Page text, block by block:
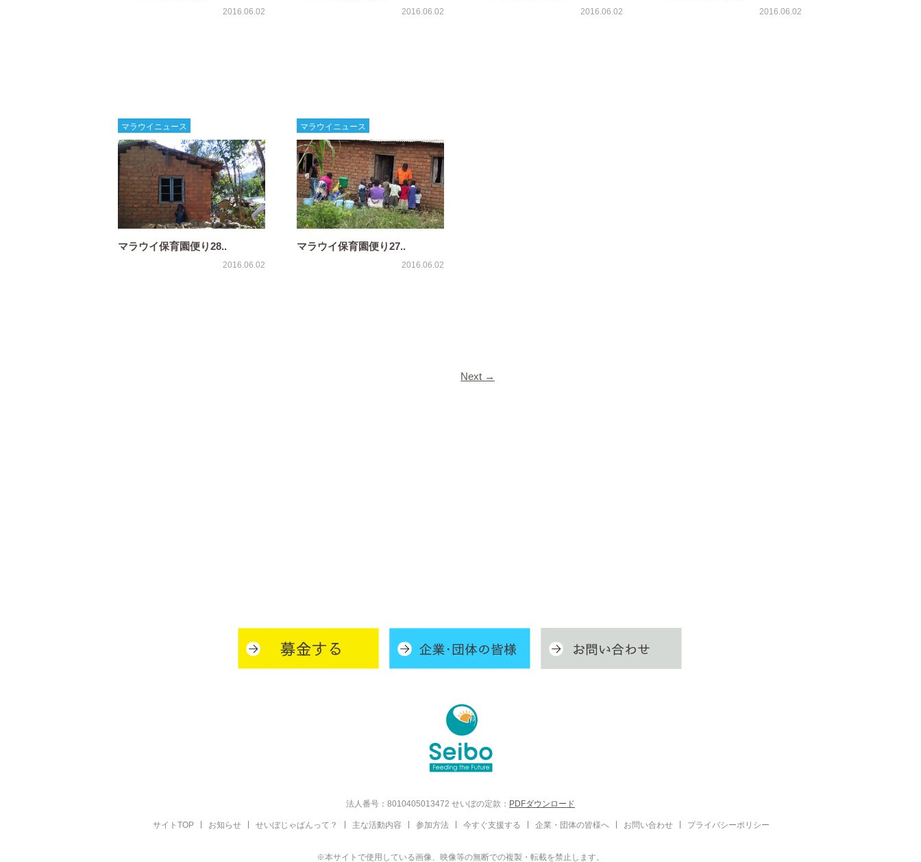
2016.06.02 2016.06.02 2016.06.02 2016.06.02
マラウイニュース
マラウイ保育園便り28..
2016.06.02
マラウイニュース
マラウイ保育園便り27..
2016.06.02
Next →
法人番号：8010405013472 せいぼの定款： PDFダウンロード
サイトTOP お知らせ せいぼじゃぱんって？ 主な活動内容 参加方法 今すぐ支援する 企業・団体の皆様へ お問い合わせ プライバシーポリシー
※本サイトで使用している画像、 映像等の無断での複製・転載を禁止します。